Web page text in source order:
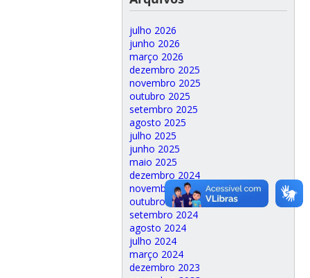
julho 2026
junho 2026
março 2026
dezembro 2025
novembro 2025
outubro 2025
setembro 2025
agosto 2025
julho 2025
junho 2025
maio 2025
dezembro 2024
novembro 2024
outubro 2024
setembro 2024
agosto 2024
julho 2024
março 2024
dezembro 2023